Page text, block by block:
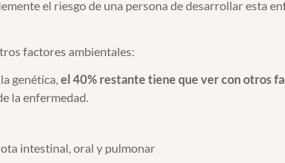
el riesgo de una persona de desarrollar esta
factores ambientales:
genética,el 40% restante tiene que ver con otros
la enfermedad.
intestinal, oral y pulmonar